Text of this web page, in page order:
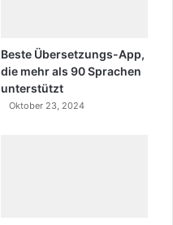
Beste Übersetzungs-App,
die mehr als 90 Sprachen
unterstützt
Oktober 23, 2024